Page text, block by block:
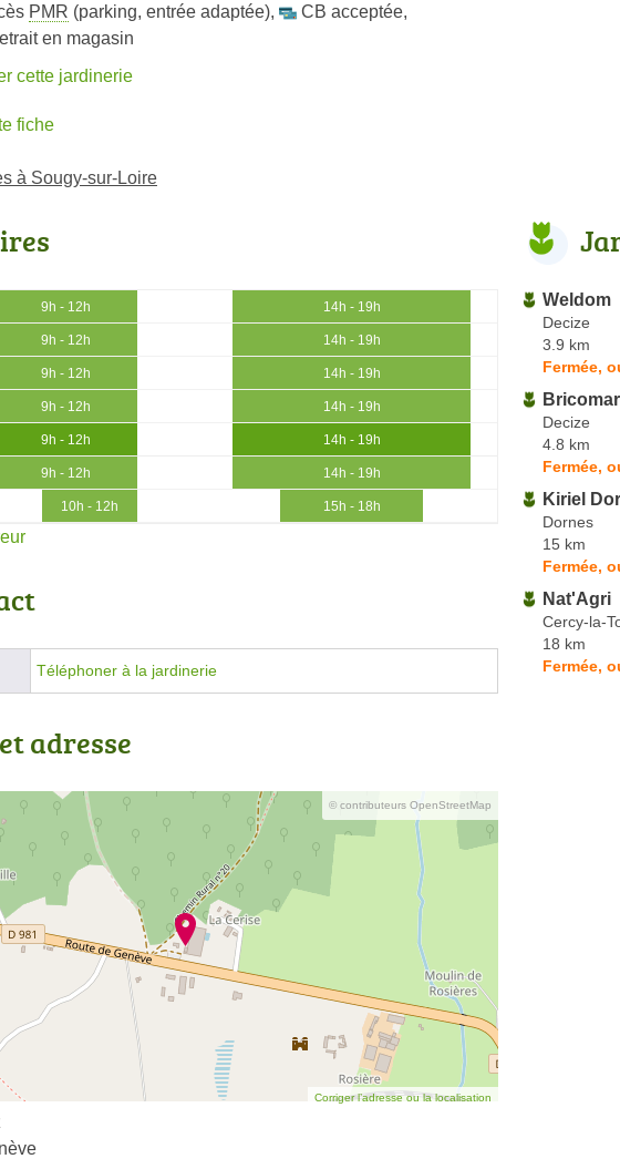
PMR (parking, entrée adaptée), CB acceptée,
en magasin
cette jardinerie
fiche
à Sougy-sur-Loire
9h - 12h 14h - 19h
9h - 12h 14h - 19h
9h - 12h 14h - 19h
9h - 12h 14h - 19h
9h - 12h 14h - 19h
9h - 12h 14h - 19h
10h - 12h 15h - 18h
Téléphoner à la jardinerie
adresse
© contributeurs OpenStreetMap
Corriger l’adresse ou la localisation
Weldom
Decize
3.9 km
Fermée,
Decize
4.8 km
Fermée,
Kiriel
Dornes
15 km
Fermée,
Nat'Agri
Cercy-la-
18 km
Fermée,